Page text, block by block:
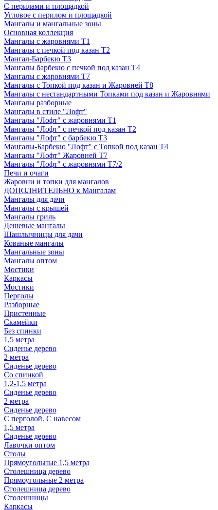
С перилами и площадкой
Угловое с перилом и площадкой
Мангалы и мангальные зоны
Основная коллекция
Мангалы с жаровнями Т1
Мангалы с печкой под казан Т2
Мангал-Барбекю Т3
Мангалы барбекю с печкой под казан Т4
Мангалы с жаровнями Т7
Мангалы с Топкой под казан и Жаровней Т8
Мангалы с нестандартными Топками под казан и Жаровнями
Мангалы разборные
Мангалы в стиле "Лофт"
Мангалы "Лофт" с жаровнями Т1
Мангалы "Лофт" с печкой под казан Т2
Мангалы "Лофт" с барбекю Т3
Мангалы-Барбекю "Лофт" с Топкой под казан Т4
Мангалы "Лофт" Жаровней Т7
Мангалы "Лофт" с жаровнями Т7/2
Печи и очаги
Жаровни и топки для мангалов
ДОПОЛНИТЕЛЬНО к Мангалам
Мангалы для дачи
Мангалы с крышей
Мангалы гриль
Дешевые мангалы
Шашлычницы для дачи
Кованые мангалы
Мангальные зоны
Мангалы оптом
Мостики
Каркасы
Мостики
Перголы
Разборные
Пристенные
Скамейки
Без спинки
1,5 метра
Сиденье дерево
2 метра
Сиденье дерево
Со спинкой
1,2-1,5 метра
Сиденье дерево
2 метра
Сиденье дерево
С перголой. С навесом
1,5 метра
Сиденье дерево
Лавочки оптом
Столы
Прямоугольные 1,5 метра
Столешница дерево
Прямоугольные 2 метра
Столешница дерево
Столешницы
Каркасы